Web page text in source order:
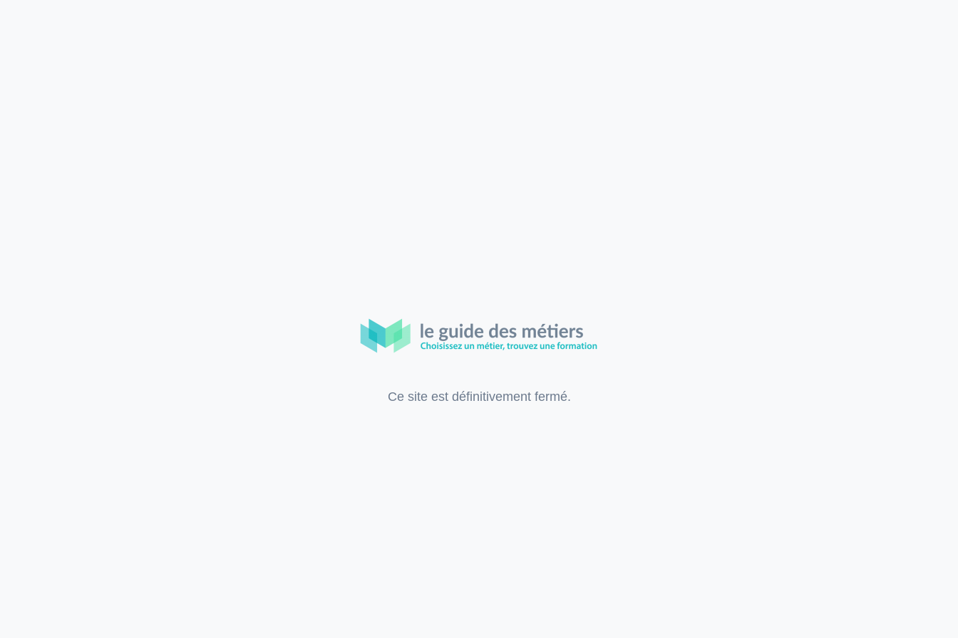
Ce site est définitivement fermé.